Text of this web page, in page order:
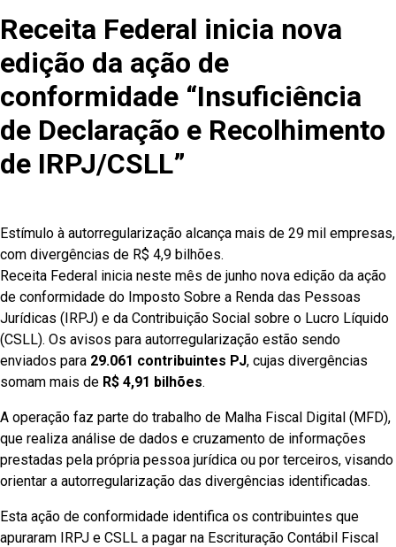
Receita Federal inicia nova
edição da ação de
conformidade “Insuficiência
de Declaração e Recolhimento
de IRPJ/CSLL”
Estímulo à autorregularização alcança mais de 29 mil empresas,
com divergências de R$ 4,9 bilhões.
Receita Federal inicia neste mês de junho nova edição da ação
de conformidade do Imposto Sobre a Renda das Pessoas
Jurídicas (IRPJ) e da Contribuição Social sobre o Lucro Líquido
(CSLL). Os avisos para autorregularização estão sendo
enviados para 29.061 contribuintes PJ, cujas divergências
somam mais de R$ 4,91 bilhões.
A operação faz parte do trabalho de Malha Fiscal Digital (MFD),
que realiza análise de dados e cruzamento de informações
prestadas pela própria pessoa jurídica ou por terceiros, visando
orientar a autorregularização das divergências identificadas.
Esta ação de conformidade identifica os contribuintes que
apuraram IRPJ e CSLL a pagar na Escrituração Contábil Fiscal